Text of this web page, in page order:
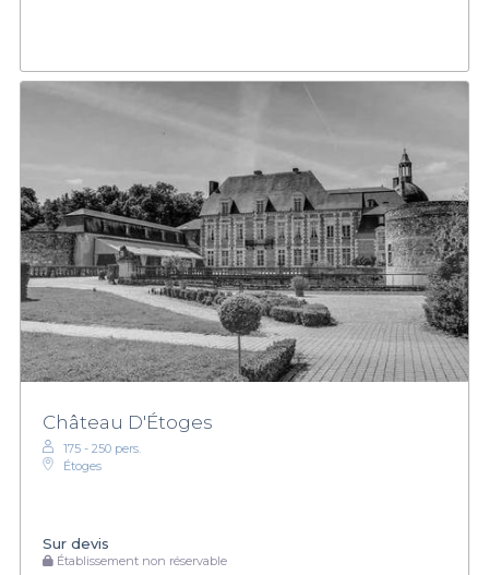
Château D'Étoges
175 - 250 pers.
Étoges
Sur devis
Établissement non réservable